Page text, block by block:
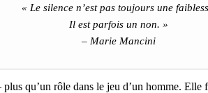
« Le silence n’est pas toujours une
Il est parfois un non. »
– Marie Mancini
qu’un rôle dans le jeu d’un homme. Elle